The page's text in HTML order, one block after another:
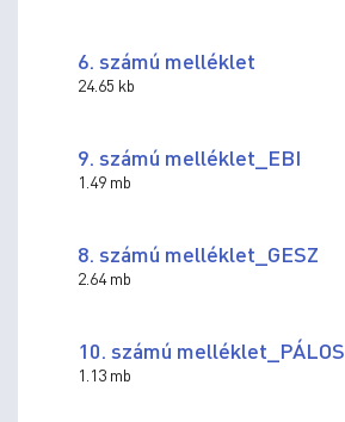
6. számú melléklet
24.65 kb
9. számú melléklet_EBI
1.49 mb
8. számú melléklet_GESZ
2.64 mb
10. számú melléklet_PÁLOS
1.13 mb